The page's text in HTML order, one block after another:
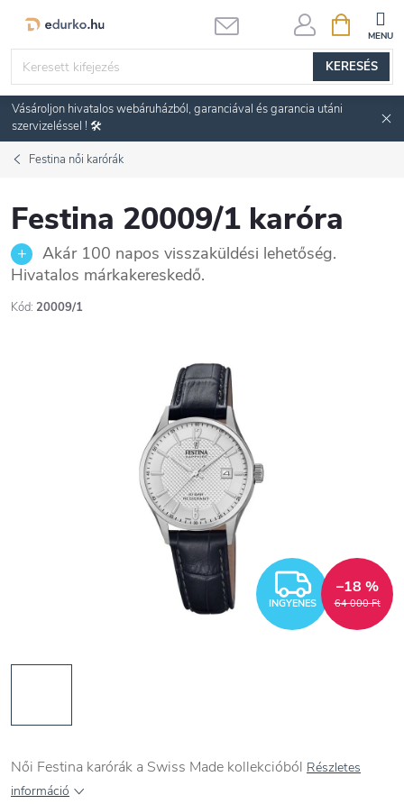
KERESÉS
KOSÁR
Vásároljon hivatalos webáruházból, garanciával és garancia utáni
szervizeléssel ! 🛠️
Festina női karórák
Festina 20009/1 karóra
Akár 100 napos visszaküldési lehetőség.
Hivatalos márkakereskedő.
Kód: 20009/1
INGYENES 64 000 Ft
–18 %
Női Festina karórák a Swiss Made kollekcióból Részletes
információ